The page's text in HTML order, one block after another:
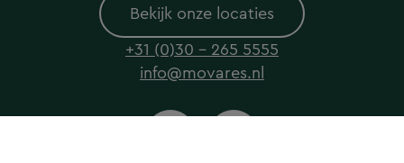
Bekijk onze locaties
+31 (0)30 - 265 5555
info@movares.nl